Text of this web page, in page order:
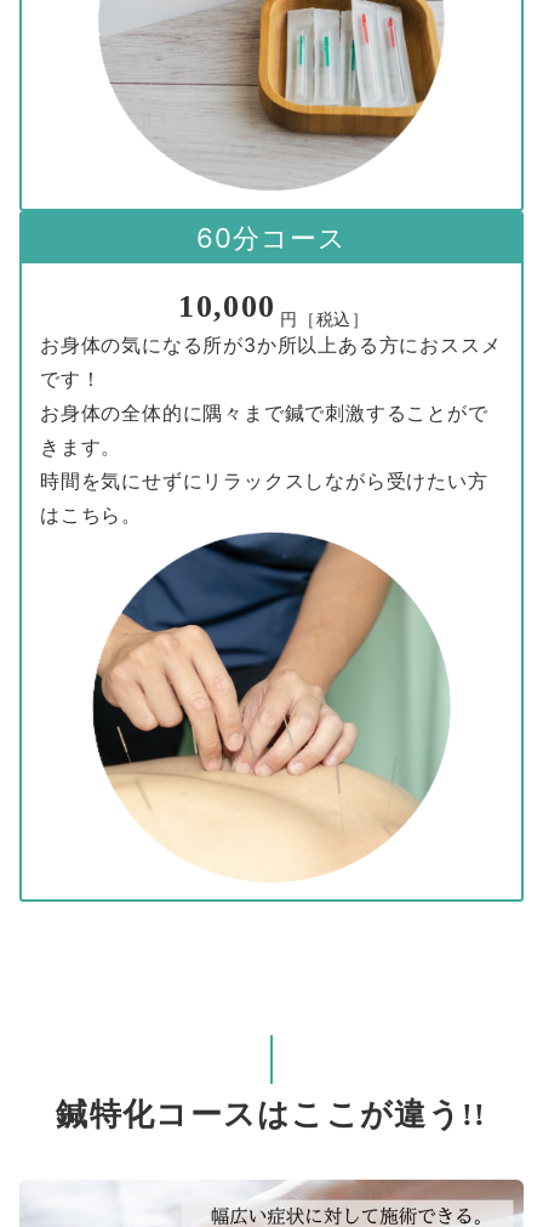
60分コース
10,000 円［税込］
お身体の気になる所が3か所以上ある方におススメ
です！
お身体の全体的に隅々まで鍼で刺激することがで
きます。
時間を気にせずにリラックスしながら受けたい方
はこちら。
鍼特化コースはここが違う!!